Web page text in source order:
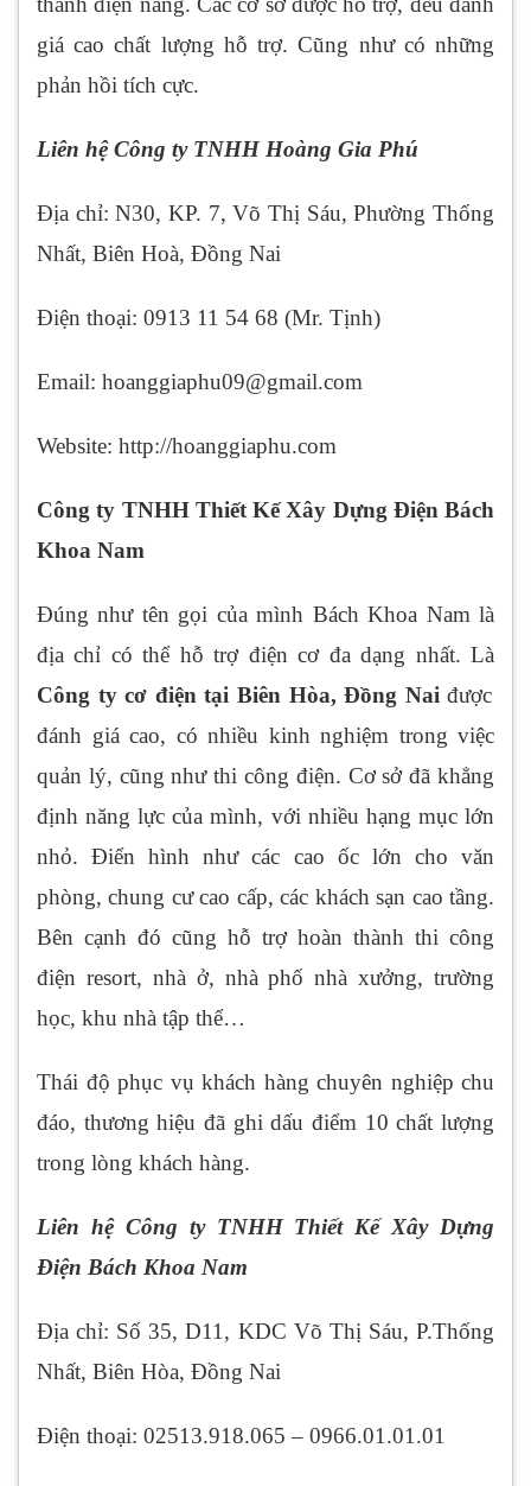
giá cao chất lượng hỗ trợ. Cũng như có những
phản hồi tích cực.
Liên hệ Công ty TNHH Hoàng Gia Phú
Địa chỉ: N30, KP. 7, Võ Thị Sáu, Phường Thống
Nhất, Biên Hoà, Đồng Nai
Điện thoại: 0913 11 54 68 (Mr. Tịnh)
Email: hoanggiaphu09@gmail.com
Website: http://hoanggiaphu.com
Công ty TNHH Thiết Kế Xây Dựng Điện Bách
Khoa Nam
Đúng như tên gọi của mình Bách Khoa Nam là
địa chỉ có thể hỗ trợ điện cơ đa dạng nhất. Là
Công ty cơ điện tại Biên Hòa, Đồng Naiđược
đánh giá cao, có nhiều kinh nghiệm trong việc
quản lý, cũng như thi công điện. Cơ sở đã khẳng
định năng lực của mình, với nhiều hạng mục lớn
nhỏ. Điển hình như các cao ốc lớn cho văn
phòng, chung cư cao cấp, các khách sạn cao tầng.
Bên cạnh đó cũng hỗ trợ hoàn thành thi công
điện resort, nhà ở, nhà phố nhà xưởng, trường
học, khu nhà tập thể…
Thái độ phục vụ khách hàng chuyên nghiệp chu
đáo, thương hiệu đã ghi dấu điểm 10 chất lượng
trong lòng khách hàng.
Liên hệ Công ty TNHH Thiết Kế Xây Dựng
Điện Bách Khoa Nam
Địa chỉ: Số 35, D11, KDC Võ Thị Sáu, P.Thống
Nhất, Biên Hòa, Đồng Nai
Điện thoại: 02513.918.065 – 0966.01.01.01